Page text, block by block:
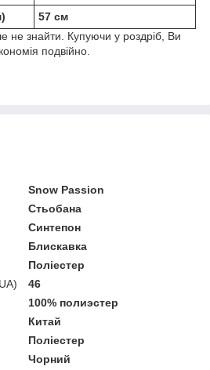
57 см
не знайти. Купуючи у роздріб, Ви
подвійно.
Snow Passion
Стьобана
Синтепон
Блискавка
Поліестер
46
100% полиэстер
Китай
Поліестер
Чорний